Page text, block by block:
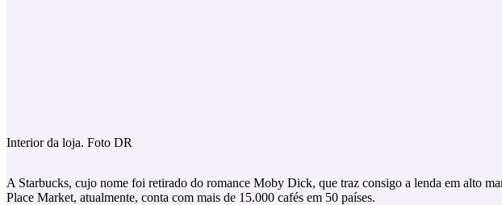
Interior da loja. Foto DR
A Starbucks, cujo nome foi retirado do romance Moby Dick, que traz consigo a lenda em alto
Place Market, atualmente, conta com mais de 15.000 cafés em 50 países.